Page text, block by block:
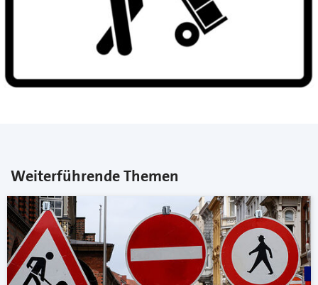
Weiterführende Themen